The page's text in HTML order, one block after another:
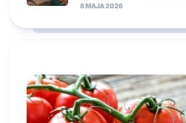
8 MAJA 2026